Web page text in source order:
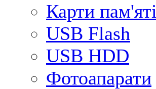
Карти пам'яті
USB Flash
USB HDD
Фотоапарати